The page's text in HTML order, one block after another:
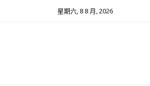
星期六, 8 8 月, 2026